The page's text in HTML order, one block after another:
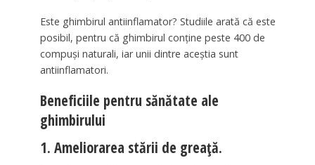
Este ghimbirul antiinflamator? Studiile arată că este
posibil, pentru că ghimbirul conține peste 400 de
compuși naturali, iar unii dintre aceștia sunt
antiinflamatori.
Beneficiile pentru sănătate ale
ghimbirului
1. Ameliorarea stării de greață.